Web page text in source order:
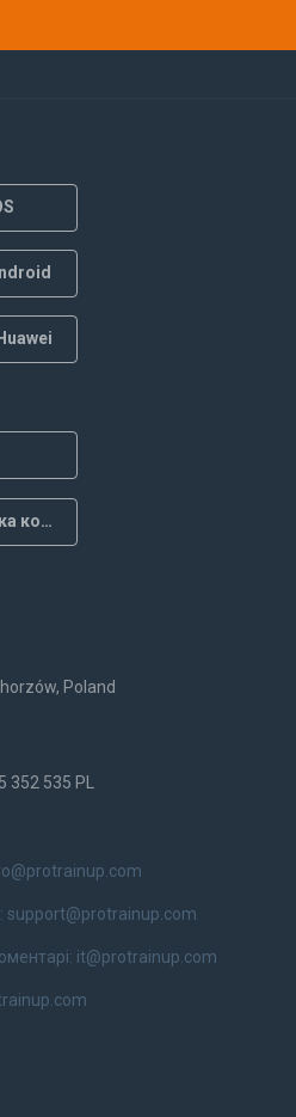
Правила та політика конф.
Poland
535 PL
support@protrainup.com
it@protrainup.com